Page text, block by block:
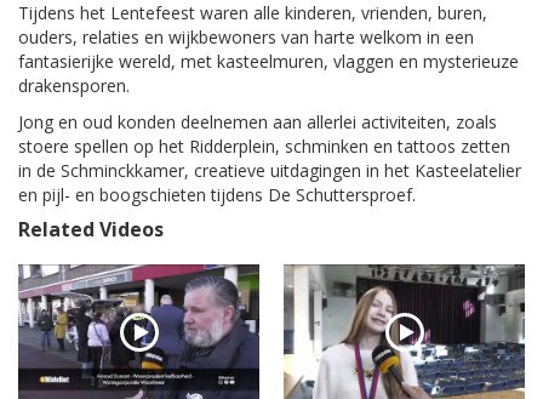
Tijdens het Lentefeest waren alle kinderen, vrienden, buren,
ouders, relaties en wijkbewoners van harte welkom in een
fantasierijke wereld, met kasteelmuren, vlaggen en mysterieuze
drakensporen.
Jong en oud konden deelnemen aan allerlei activiteiten, zoals
stoere spellen op het Ridderplein, schminken en tattoos zetten
in de Schminckkamer, creatieve uitdagingen in het Kasteelatelier
en pijl- en boogschieten tijdens De Schuttersproef.
Related Videos